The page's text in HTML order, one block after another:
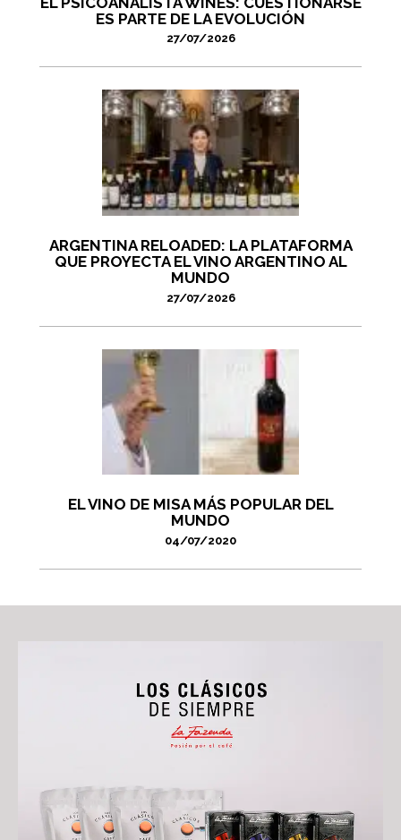
ES PARTE DE LA EVOLUCIÓN
27/07/2026
ARGENTINA RELOADED: LA PLATAFORMA
QUE PROYECTA EL VINO ARGENTINO AL
MUNDO
27/07/2026
EL VINO DE MISA MÁS POPULAR DEL
MUNDO
04/07/2020